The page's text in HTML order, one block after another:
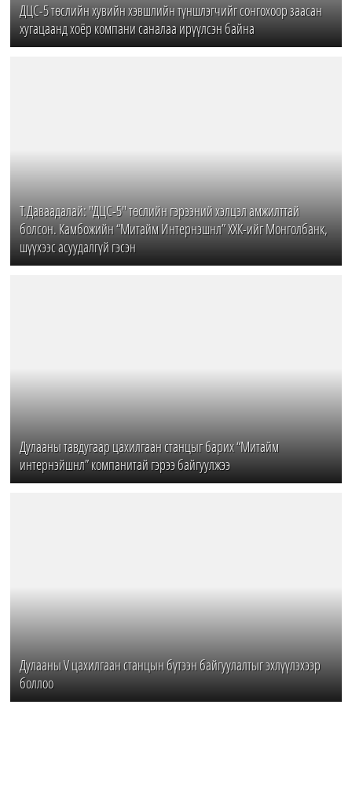
ДЦС-5 төслийн хувийн хэвшлийн түншлэгчийг сонгохоор заасан
хугацаанд хоёр компани саналаа ирүүлсэн байна
Т.Даваадалай: "ДЦС-5" төслийн гэрээний хэлцэл амжилттай
болсон. Камбожийн “Митайм Интернэшнл” ХХК-ийг Монголбанк,
шүүхээс асуудалгүй гэсэн
Дулааны тавдугаар цахилгаан станцыг барих “Митайм
интернэйшнл” компанитай гэрээ байгуулжээ
Дулааны V цахилгаан станцын бүтээн байгуулалтыг эхлүүлэхээр
боллоо